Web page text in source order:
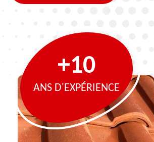
+10
ANS D'EXPÉRIENCE